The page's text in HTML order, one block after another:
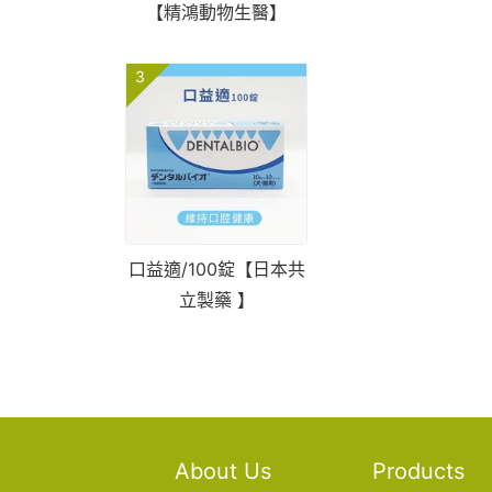
【精鴻動物生醫】
3
口益適/100錠【日本共
立製藥 】
About Us Products